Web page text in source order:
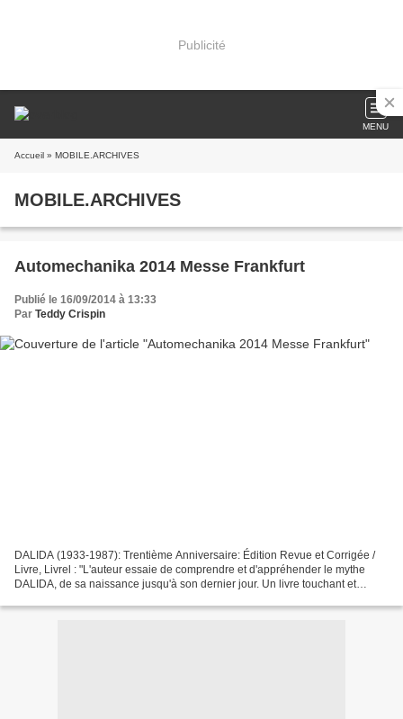
Publicité
MENU
Accueil » MOBILE.ARCHIVES
MOBILE.ARCHIVES
Automechanika 2014 Messe Frankfurt
Publié le 16/09/2014 à 13:33
Par Teddy Crispin
DALIDA (1933-1987): Trentième Anniversaire: Édition Revue et Corrigée /
Livre, Livrel : "L'auteur essaie de comprendre et d'appréhender le mythe
DALIDA, de sa naissance jusqu'à son dernier jour. Un livre touchant et